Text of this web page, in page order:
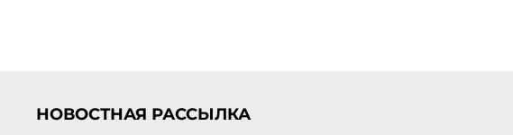
НОВОСТНАЯ РАССЫЛКА